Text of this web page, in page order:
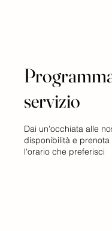
servizio
Dai un'occhiata alle
disponibilità e prenota
l'orario che preferisci